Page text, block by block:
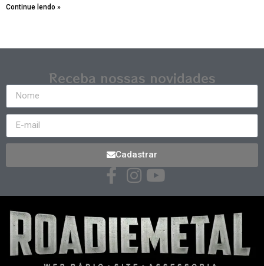
Continue lendo »
Receba nossas novidades
Cadastrar